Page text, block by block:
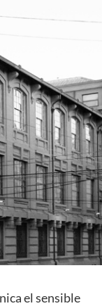
el sensible